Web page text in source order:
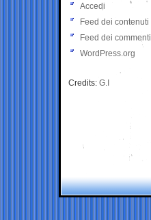
Accedi
Feed dei contenuti
Feed dei commenti
WordPress.org
Credits: G.I